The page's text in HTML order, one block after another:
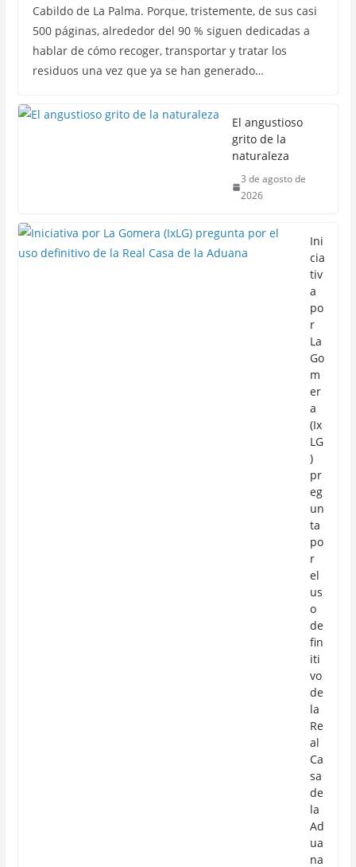
Cabildo de La Palma. Porque, tristemente, de sus casi
500 páginas, alrededor del 90 % siguen dedicadas a
hablar de cómo recoger, transportar y tratar los
residuos una vez que ya se han generado…
El angustioso
grito de la
naturaleza
3 de agosto de
2026
Ini
cia
tiv
a
po
r
La
Go
m
er
a
(Ix
LG
)
pr
eg
un
ta
po
r
el
us
o
de
fin
iti
vo
de
la
Re
al
Ca
sa
de
la
Ad
ua
na